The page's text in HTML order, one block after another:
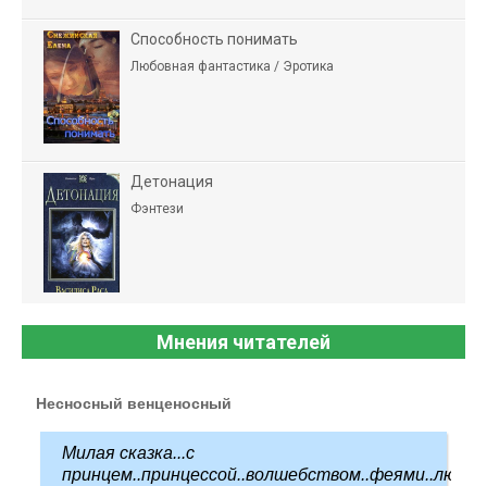
Способность понимать
Любовная фантастика / Эротика
Детонация
Фэнтези
Мнения читателей
Несносный венценосный
Милая сказка...с